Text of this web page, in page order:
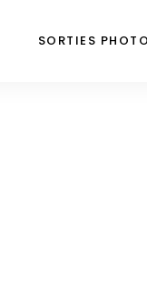
SORTIES PHOTO